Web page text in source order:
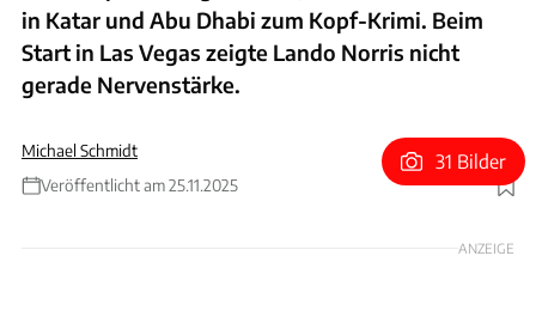
in Katar und Abu Dhabi zum Kopf-Krimi. Beim
Start in Las Vegas zeigte Lando Norris nicht
gerade Nervenstärke.
Michael Schmidt
Veröffentlicht am 25.11.2025
Foto: Mark Thompson via Getty Images
31 Bilder
ANZEIGE